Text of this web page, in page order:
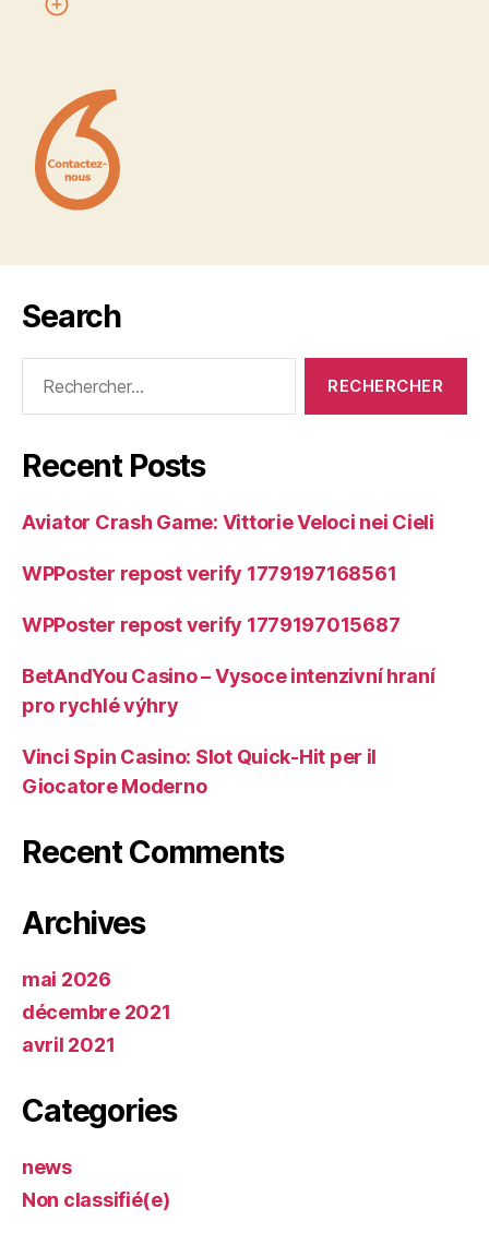
Search
Recent Posts
Aviator Crash Game: Vittorie Veloci nei Cieli
WPPoster repost verify 1779197168561
WPPoster repost verify 1779197015687
BetAndYou Casino – Vysoce intenzivní hraní
pro rychlé výhry
Vinci Spin Casino: Slot Quick‑Hit per il
Giocatore Moderno
Recent Comments
Archives
mai 2026
décembre 2021
avril 2021
Categories
news
Non classifié(e)